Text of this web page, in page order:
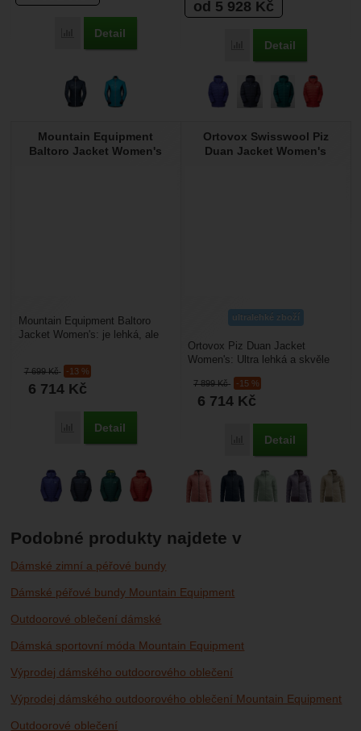
Porovnat
Detail
od 5 928 Kč
Porovnat
Detail
Mountain Equipment
Baltoro Jacket Women's
7 699Kč -13 %
6 714 Kč
Porovnat
Detail
Mountain Equipment Baltoro
Jacket Women's: je lehká, ale
peří. Moderní koncepce...
Ortovox Swisswool Piz
Duan Jacket Women's
ultralehké zboží
7 899Kč -15 %
6 714 Kč
Porovnat
Detail
Ortovox Piz Duan Jacket
Women's: Ultra lehká a skvěle
nabízí optimální...
Podobné produkty najdete v
Dámské zimní a péřové bundy
Dámské péřové bundy Mountain Equipment
Outdoorové oblečení dámské
Dámská sportovní móda Mountain Equipment
Výprodej dámského outdoorového oblečení
Výprodej dámského outdoorového oblečení Mountain Equipment
Outdoorové oblečení